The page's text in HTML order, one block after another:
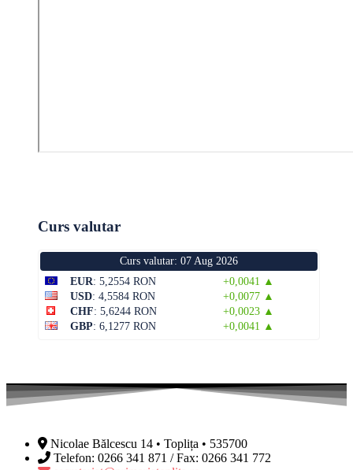
Curs valutar
Curs valutar: 07 Aug 2026
EUR: 5,2554 RON
+0,0041 ▲
USD: 4,5584 RON
+0,0077 ▲
CHF: 5,6244 RON
+0,0023 ▲
GBP: 6,1277 RON +0,0041 ▲
Nicolae Bălcescu 14 • Toplița • 535700
Telefon: 0266 341 871 / Fax: 0266 341 772